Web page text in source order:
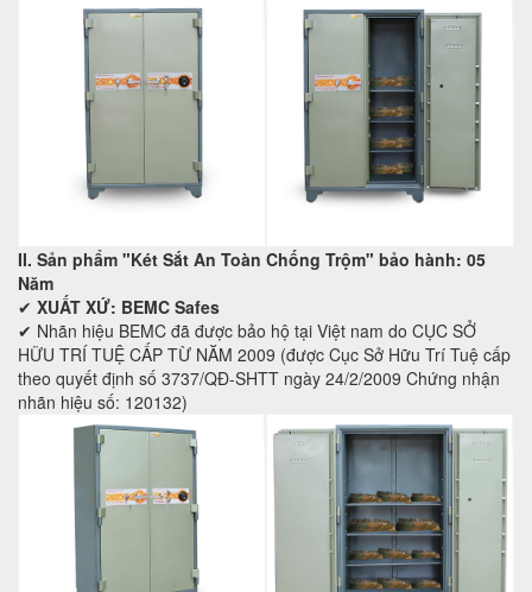
II. Sản phẩm "Két Sắt An Toàn Chống Trộm" bảo hành: 05
Năm
✔ XUẤT XỨ: BEMC Safes
✔ Nhãn hiệu BEMC đã được bảo hộ tại Việt nam do CỤC SỞ
HỮU TRÍ TUỆ CẤP TỪ NĂM 2009 (được Cục Sở Hữu Trí Tuệ cấp
theo quyết định số 3737/QĐ-SHTT ngày 24/2/2009 Chứng nhận
nhãn hiệu số: 120132)